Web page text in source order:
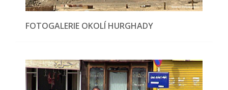
FOTOGALERIE OKOLÍ HURGHADY